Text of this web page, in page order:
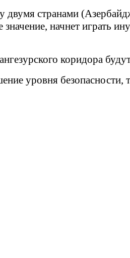
странами
начнет играть
коридора
уровня безопасности,